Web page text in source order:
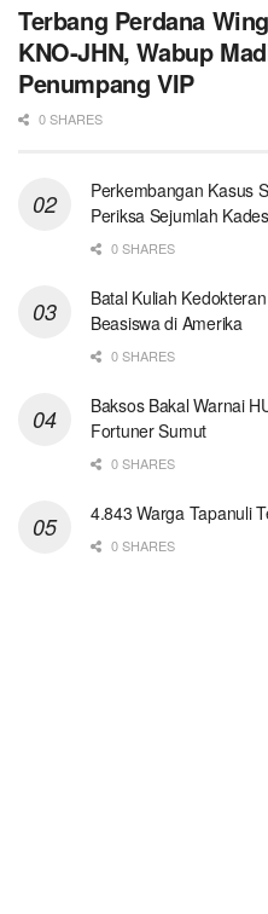
Terbang Perdana
KNO-JHN, Wabup
Penumpang VIP
0 SHARES
Perkembangan Kasus
Periksa Sejumlah Kades
0 SHARES
Batal Kuliah
Beasiswa di Amerika
0 SHARES
Baksos Bakal Warnai
Fortuner Sumut
0 SHARES
4.843 Warga Tapanuli
0 SHARES